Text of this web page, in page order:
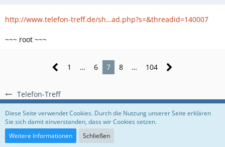
Telefon-Treff
http://www.telefon-treff.de/sh…ad.php?s=&threadid=140007
~~~ root ~~~
1 … 6 7 8 … 104
Regeln Datenschutzerklärung Impressum
Community-Software:
Diese Seite verwendet Cookies. Durch die Nutzung unserer Seite erklären
Sie sich damit einverstanden, dass wir Cookies setzen.
Weitere Informationen
Schließen